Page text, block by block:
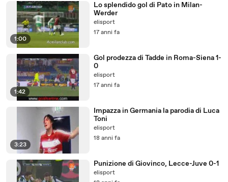
1:00
Lo splendido gol di Pato in Milan-
Werder
elisport
17 anni fa
1:42
Gol prodezza di Tadde in Roma-Siena 1-
0
elisport
17 anni fa
3:23
Impazza in Germania la parodia di Luca
Toni
elisport
18 anni fa
Punizione di Giovinco, Lecce-Juve 0-1
elisport